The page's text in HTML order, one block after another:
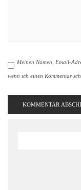
Meinen Namen, Email-
wenn ich einen Kommentar